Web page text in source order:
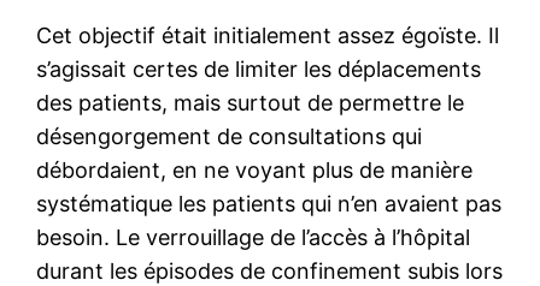
Cet objectif était initialement assez égoïste. Il
s’agissait certes de limiter les déplacements
des patients, mais surtout de permettre le
désengorgement de consultations qui
débordaient, en ne voyant plus de manière
systématique les patients qui n’en avaient pas
besoin. Le verrouillage de l’accès à l’hôpital
durant les épisodes de confinement subis lors